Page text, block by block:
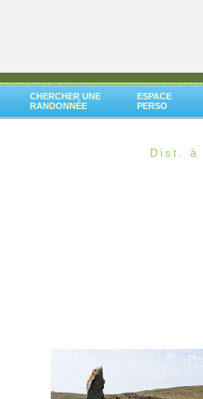
CHERCHER UNE
RANDONNÉE
ESPACE
PERSO
Dist. à